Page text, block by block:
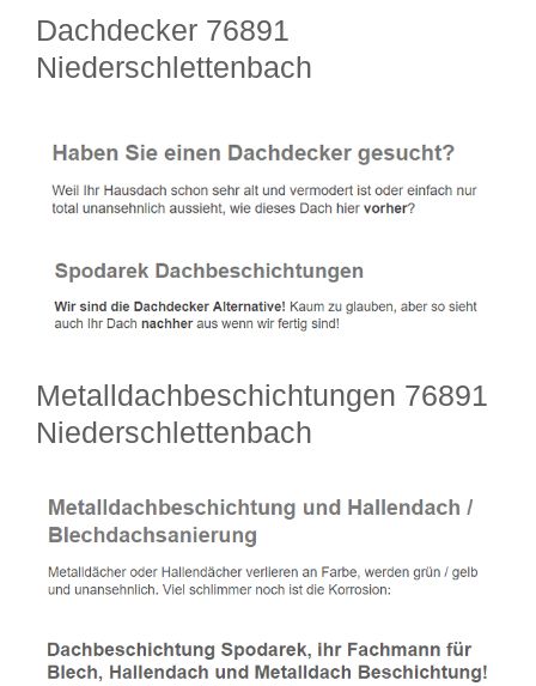
Dachdecker 76891
Niederschlettenbach
Metalldachbeschichtungen 76891
Niederschlettenbach